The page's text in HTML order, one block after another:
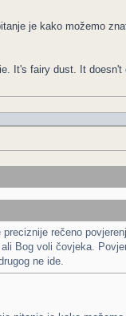
je kako možemo
It's fairy dust. It
rečeno
Bog voli čovjeka.
ne ide.